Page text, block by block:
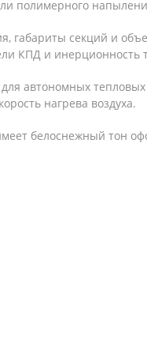
полимерного
габариты секций и
КПД и инерционность
для автономных
нагрева воздуха.
белоснежный тон